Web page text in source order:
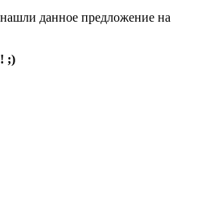
данное предложение на
;)